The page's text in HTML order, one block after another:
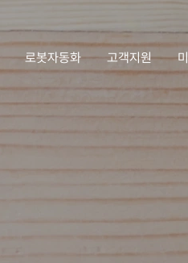
로봇자동화 고객지원